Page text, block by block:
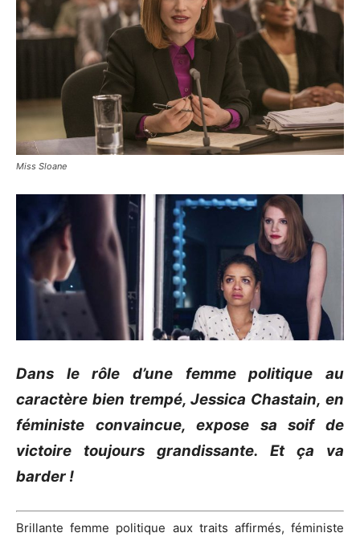
Miss Sloane
Dans le rôle d’une femme politique au
caractère bien trempé, Jessica Chastain, en
féministe convaincue, expose sa soif de
victoire toujours grandissante. Et ça va
barder !
Brillante femme politique aux traits affirmés, féministe